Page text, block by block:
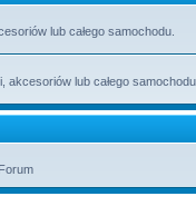
lub całego samochodu.
lub całego